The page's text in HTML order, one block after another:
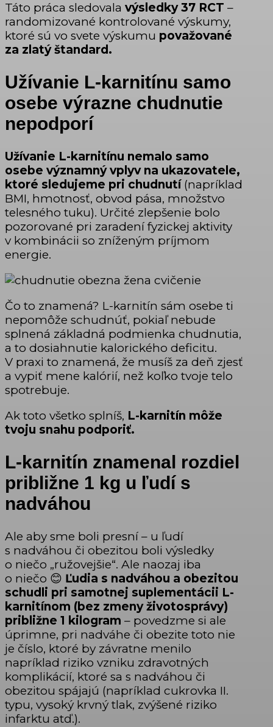
Táto práca sledovala výsledky 37 RCT –
randomizované kontrolované výskumy,
ktoré sú vo svete výskumu považované
za zlatý štandard.
Užívanie L-karnitínu samo
osebe výrazne chudnutie
nepodporí
Užívanie L-karnitínu nemalo samo
osebe významný vplyv na ukazovatele,
ktoré sledujeme pri chudnutí(napríklad
BMI, hmotnosť, obvod pása, množstvo
telesného tuku). Určité zlepšenie bolo
pozorované pri zaradení fyzickej aktivity
v kombinácii so zníženým príjmom
energie.
Čo to znamená? L-karnitín sám osebe ti
nepomôže schudnúť, pokiaľ nebude
splnená základná podmienka chudnutia,
a to dosiahnutie kalorického deficitu.
V praxi to znamená, že musíš za deň zjesť
a vypiť mene kalórií, než koľko tvoje telo
spotrebuje.
Ak toto všetko splníš, L-karnitín môže
tvoju snahu podporiť.
L-karnitín znamenal rozdiel
približne 1 kg u ľudí s
nadváhou
Ale aby sme boli presní – u ľudí
s nadváhou či obezitou boli výsledky
o niečo „ružovejšie“. Ale naozaj iba
o niečo 😊 Ľudia s nadváhou a obezitou
schudli pri samotnej suplementácii L-
karnitínom (bez zmeny životosprávy)
približne 1 kilogram – povedzme si ale
úprimne, pri nadváhe či obezite toto nie
je číslo, ktoré by závratne menilo
napríklad riziko vzniku zdravotných
komplikácií, ktoré sa s nadváhou či
obezitou spájajú (napríklad cukrovka II.
typu, vysoký krvný tlak, zvýšené riziko
infarktu atď.).